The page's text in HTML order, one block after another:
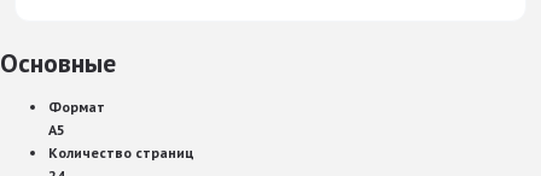
Основные
Формат
А5
Количество страниц